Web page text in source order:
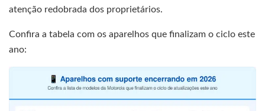
atenção redobrada dos proprietários.
Confira a tabela com os aparelhos que finalizam o ciclo este
ano: